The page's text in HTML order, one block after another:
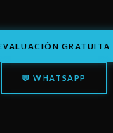
GRATUITA
💬 WHATSAPP